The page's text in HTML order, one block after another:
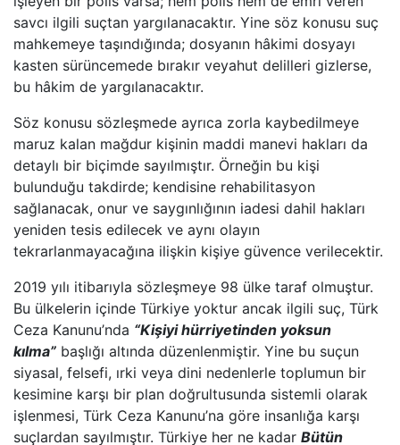
savcı ilgili suçtan yargılanacaktır. Yine söz konusu suç
mahkemeye taşındığında; dosyanın hâkimi dosyayı
kasten sürüncemede bırakır veyahut delilleri gizlerse,
bu hâkim de yargılanacaktır.
Söz konusu sözleşmede ayrıca zorla kaybedilmeye
maruz kalan mağdur kişinin maddi manevi hakları da
detaylı bir biçimde sayılmıştır. Örneğin bu kişi
bulunduğu takdirde; kendisine rehabilitasyon
sağlanacak, onur ve saygınlığının iadesi dahil hakları
yeniden tesis edilecek ve aynı olayın
tekrarlanmayacağına ilişkin kişiye güvence verilecektir.
2019 yılı itibarıyla sözleşmeye 98 ülke taraf olmuştur.
Bu ülkelerin içinde Türkiye yoktur ancak ilgili suç, Türk
Ceza Kanunu’nda “Kişiyi hürriyetinden yoksun
kılma” başlığı altında düzenlenmiştir. Yine bu suçun
siyasal, felsefi, ırki veya dini nedenlerle toplumun bir
kesimine karşı bir plan doğrultusunda sistemli olarak
işlenmesi, Türk Ceza Kanunu’na göre insanlığa karşı
suçlardan sayılmıştır. Türkiye her ne kadar Bütün